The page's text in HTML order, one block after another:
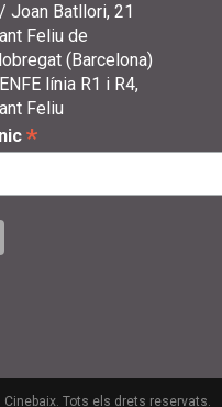
Joan Batllori, 21
Feliu de
(Barcelona)
línia R1 i R4,
Feliu
*
Tots els drets reservats.